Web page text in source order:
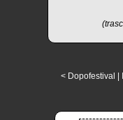
< Dopofestival